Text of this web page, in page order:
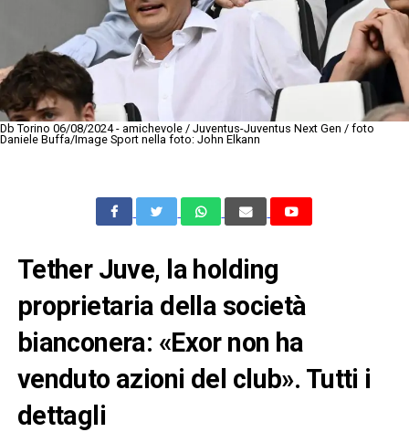
Db Torino 06/08/2024 - amichevole / Juventus-Juventus Next Gen / foto
Daniele Buffa/Image Sport nella foto: John Elkann
Tether Juve, la holding
proprietaria della società
bianconera: «Exor non ha
venduto azioni del club». Tutti i
dettagli